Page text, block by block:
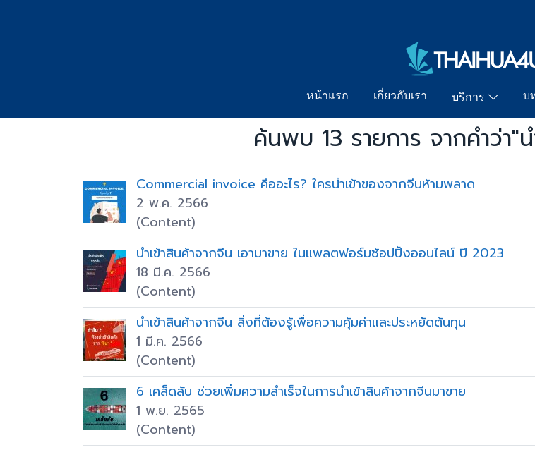
หน้าแรก เกี่ยวกับเรา บริการ บ
ค้นพบ 13 รายการ จากคำว่า"
Commercial invoice คืออะไร? ใครนำเข้าของจากจีนห้ามพลาด
2 พ.ค. 2566
(Content)
นำเข้าสินค้าจากจีน เอามาขาย ในแพลตฟอร์มช้อปปิ้งออนไลน์ ปี 2023
18 มี.ค. 2566
(Content)
นำเข้าสินค้าจากจีน สิ่งที่ต้องรู้เพื่อความคุ้มค่าและประหยัดต้นทุน
1 มี.ค. 2566
(Content)
6 เคล็ดลับ ช่วยเพิ่มความสำเร็จในการนำเข้าสินค้าจากจีนมาขาย
1 พ.ย. 2565
(Content)